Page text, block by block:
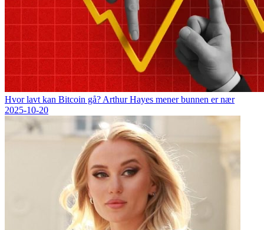
Hvor lavt kan Bitcoin gå? Arthur Hayes mener bunnen er nær
2025-10-20